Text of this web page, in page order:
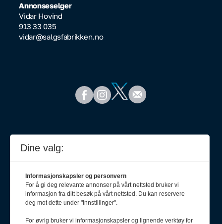
Annonseselger
Vidar Hovind
913 33 035
vidar@salgsfabrikken.no
Dine valg:
Informasjonskapsler og personvern
For å gi deg relevante annonser på vårt nettsted bruker vi
informasjon fra ditt besøk på vårt nettsted. Du kan reservere
deg mot dette under "Innstillinger".
For øvrig bruker vi informasjonskapsler og lignende verktøy for